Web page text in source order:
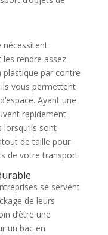
nécessitent
les rendre assez
plastique par contre
vous permettent
Ayant une
rapidement
sont
de taille pour
de votre transport.
se servent
de leurs
d’être une
un bac en